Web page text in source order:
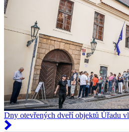
Dny otevřených dveří objektů Úřadu